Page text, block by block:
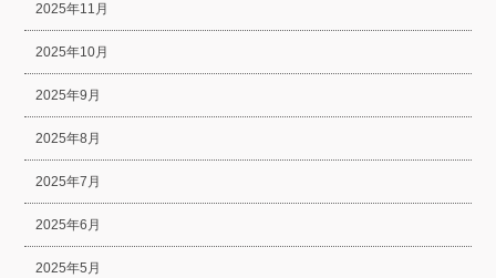
2025年11月
2025年10月
2025年9月
2025年8月
2025年7月
2025年6月
2025年5月